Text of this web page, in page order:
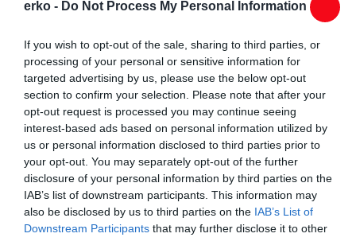
erko - Do Not Process My Personal Information
If you wish to opt-out of the sale, sharing to third parties, or
processing of your personal or sensitive information for
targeted advertising by us, please use the below opt-out
section to confirm your selection. Please note that after your
opt-out request is processed you may continue seeing
interest-based ads based on personal information utilized by
us or personal information disclosed to third parties prior to
your opt-out. You may separately opt-out of the further
disclosure of your personal information by third parties on the
IAB’s list of downstream participants. This information may
also be disclosed by us to third parties on the IAB’s List of
Downstream Participants that may further disclose it to other
——————————————
13. Άρης Αβάτου 21 (22-30)
14. Απόλλων Παραλιμνίου 20 (16-26)
15. ΠΑΟΠ Νέας Αμισού 14 (18-42)* **
16. Άρης Πηγών 12 (8-43)
17. ΑΟ Χανιώτης ΑΠΟΧΩΡΗΣΕ
18. ΠΟ Μουδανιών ΑΠΟΧΩΡΗΣΕ
Από τον Πανθρακικό αφαιρέθηκαν 6 βαθμοί
Οι ομάδες με έναν αγώνα λιγότερο
ΕΠΟΜΕΝΗ ΑΓΩΝΙΣΤΙΚΗ (23η, 8/2)